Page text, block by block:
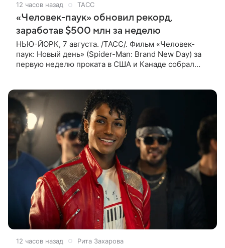
12 часов назад ТАСС
«Человек-паук» обновил рекорд,
заработав $500 млн за неделю
НЬЮ-ЙОРК, 7 августа. /ТАСС/. Фильм «Человек-
паук: Новый день» (Spider-Man: Brand New Day) за
первую неделю проката в США и Канаде собрал
12 часов назад Рита Захарова